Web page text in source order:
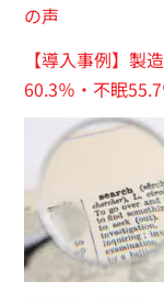
の声
【導入事例】製
60.3％・不眠